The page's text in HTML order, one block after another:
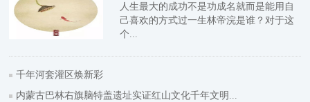
人生最大的成功不是功成名就而是能用自
己喜欢的方式过一生林帝浣是谁？对于这
个...
千年河套灌区焕新彩
内蒙古巴林右旗脑特盖遗址实证红山文化千年文明...